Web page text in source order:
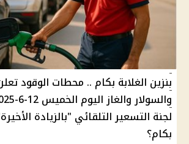
بنزين الغلابة بكام .. محطات الوقود
لجنة التسعير التلقائي "بالزيادة
بكام؟